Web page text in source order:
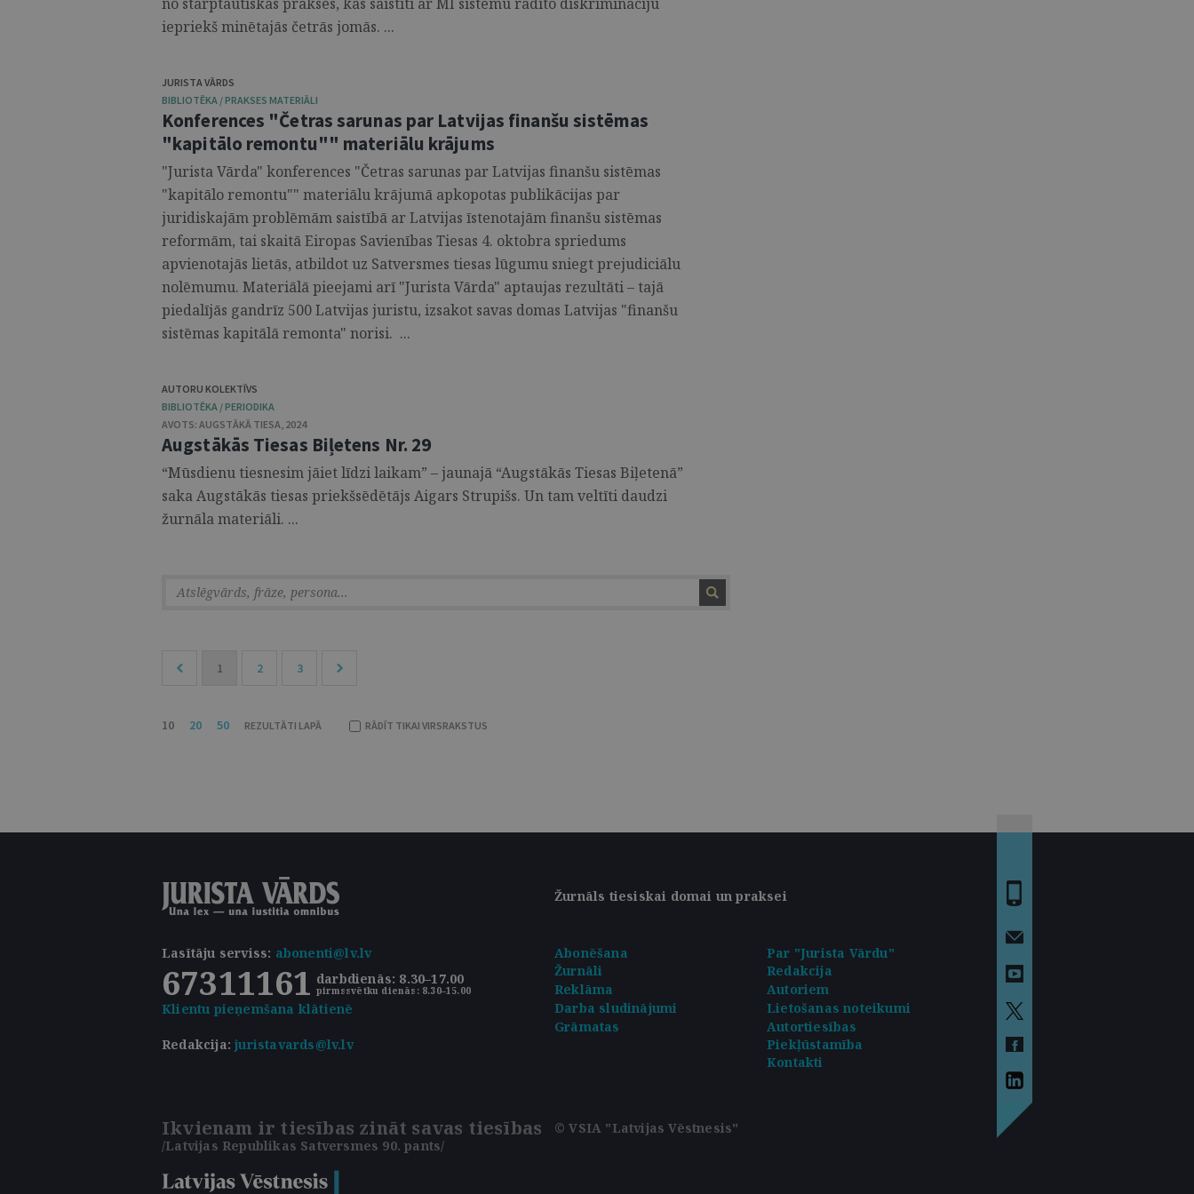
iepriekš minētajās četrās jomās. ...
JURISTA VĀRDS
BIBLIOTĒKA / PRAKSES MATERIĀLI
Konferences "Četras sarunas par Latvijas finanšu sistēmas
"kapitālo remontu"" materiālu krājums
"Jurista Vārda" konferences "Četras sarunas par Latvijas finanšu sistēmas
"kapitālo remontu"" materiālu krājumā apkopotas publikācijas par
juridiskajām problēmām saistībā ar Latvijas īstenotajām finanšu sistēmas
reformām, tai skaitā Eiropas Savienības Tiesas 4. oktobra spriedums
apvienotajās lietās, atbildot uz Satversmes tiesas lūgumu sniegt prejudiciālu
nolēmumu. Materiālā pieejami arī "Jurista Vārda" aptaujas rezultāti – tajā
piedalījās gandrīz 500 Latvijas juristu, izsakot savas domas Latvijas "finanšu
sistēmas kapitālā remonta" norisi. ...
AUTORU KOLEKTĪVS
BIBLIOTĒKA / PERIODIKA
AVOTS: AUGSTĀKĀ TIESA, 2024
Augstākās Tiesas Biļetens Nr. 29
“Mūsdienu tiesnesim jāiet līdzi laikam” – jaunajā “Augstākās Tiesas Biļetenā”
saka Augstākās tiesas priekšsēdētājs Aigars Strupišs. Un tam veltīti daudzi
žurnāla materiāli. ...
1 2 3
10 20 50 REZULTĀTI LAPĀ RĀDĪT TIKAI VIRSRAKSTUS
Žurnāls tiesiskai domai un praksei
Lasītāju serviss: abonenti@lv.lv
67311161 darbdienās: 8.30–17.00
pirmssvētku dienās: 8.30–15.00
Klientu pieņemšana klātienē
Abonēšana
Par "Jurista Vārdu"
Žurnāli
Redakcija
Reklāma
Autoriem
Darba sludinājumi
Lietošanas noteikumi
Redakcija:juristavards@lv.lv
Grāmatas
Autortiesības
Piekļūstamība
Kontakti
Ikvienam ir tiesības zināt savas tiesības
/Latvijas Republikas Satversmes 90. pants/
© VSIA "Latvijas Vēstnesis"